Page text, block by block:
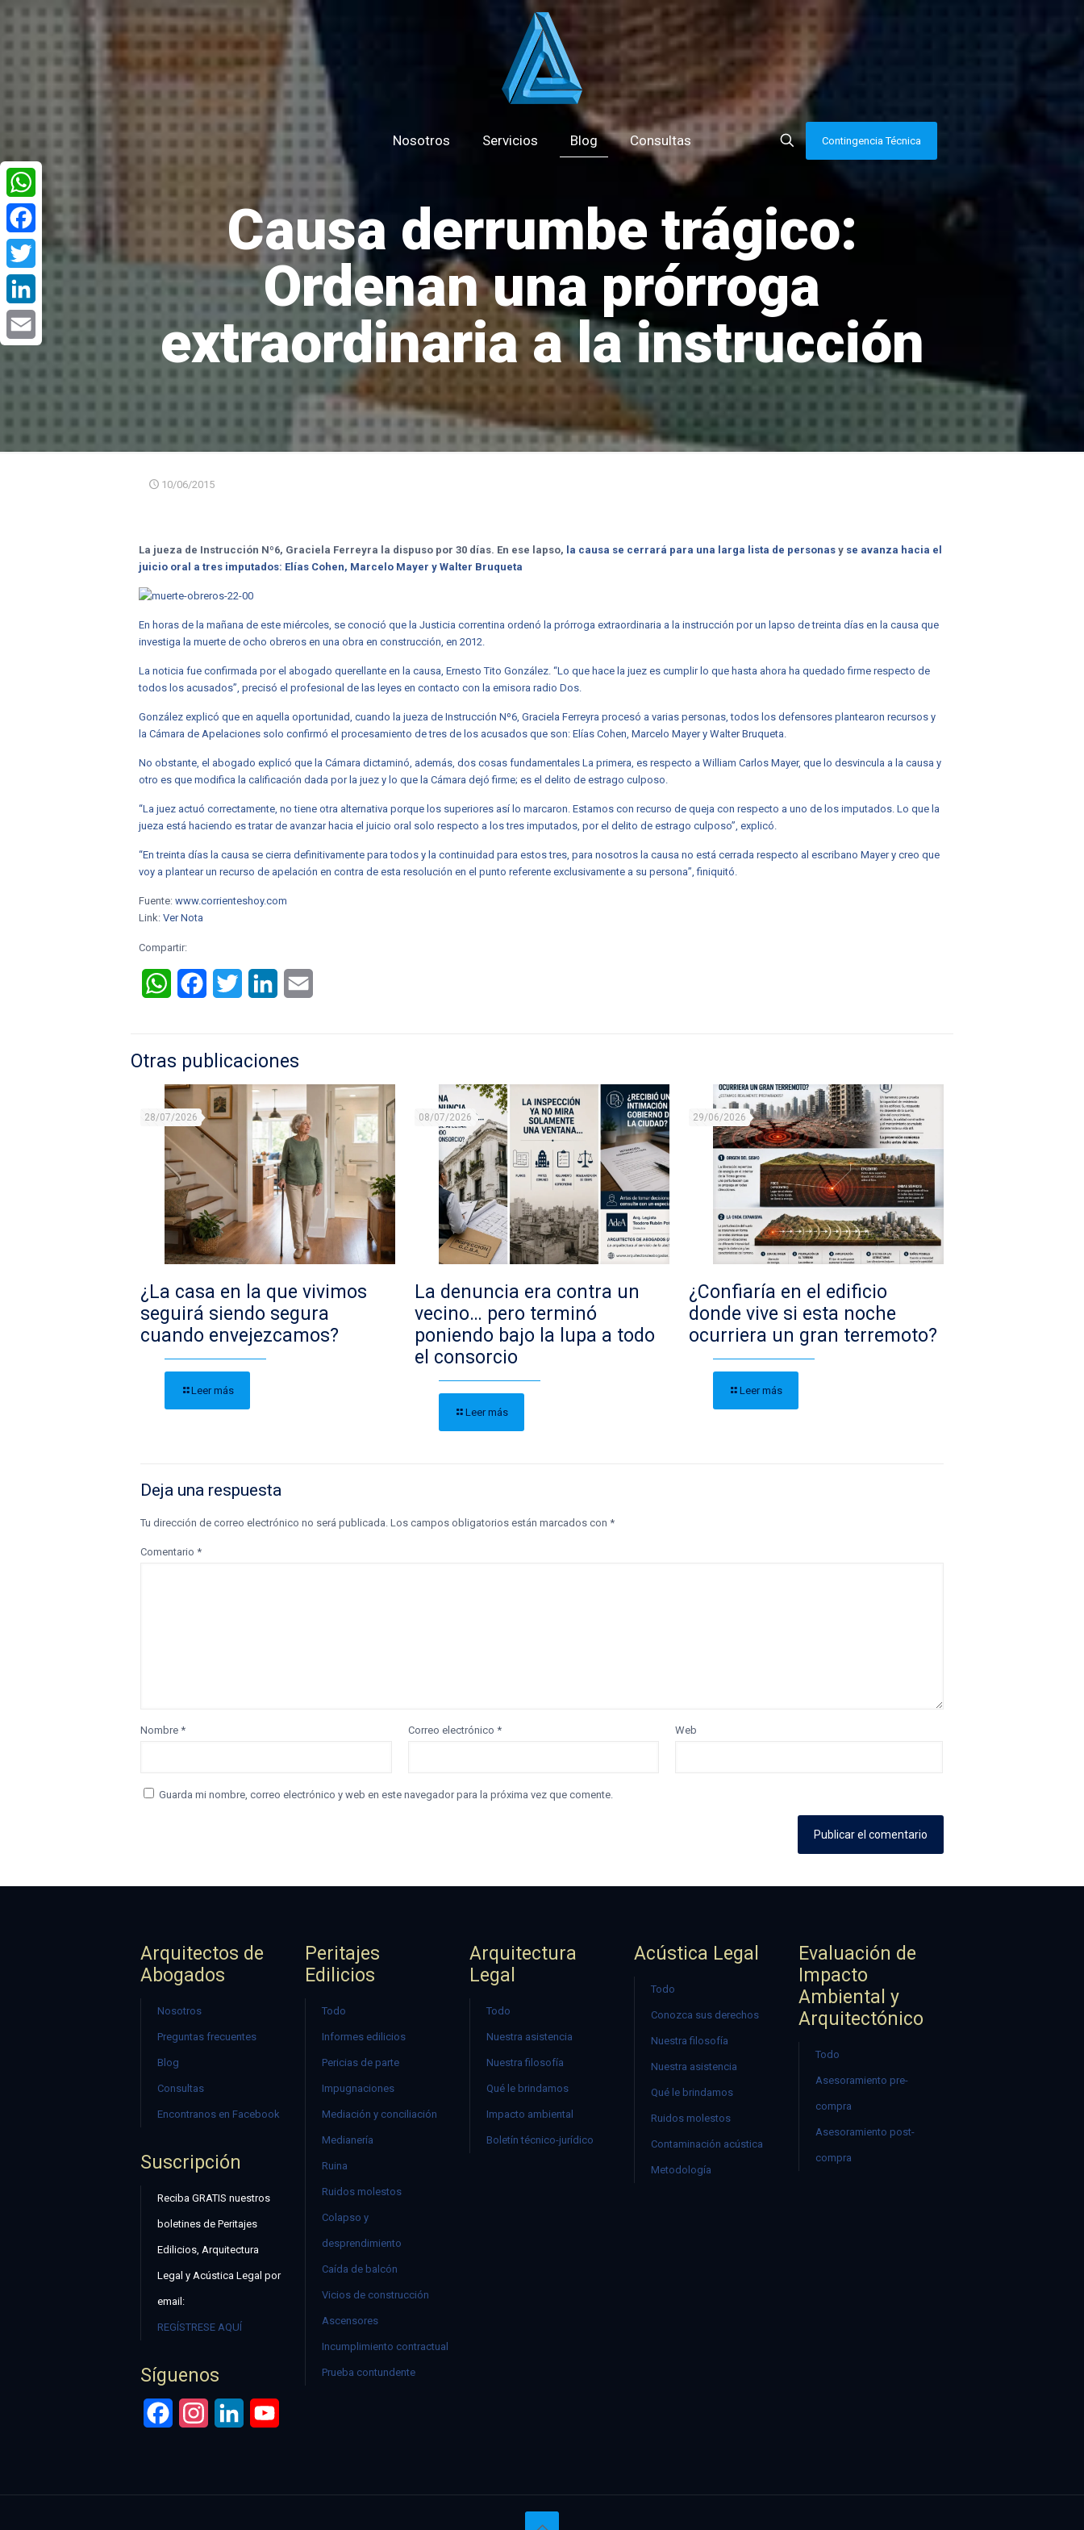
Nosotros Servicios Blog Consultas Contingencia Técnica
Causa derrumbe trágico:
Ordenan una prórroga
extraordinaria a la instrucción
10/06/2015
La jueza de Instrucción Nº6, Graciela Ferreyra la dispuso por 30 días. En ese lapso, la causa se cerrará para una larga lista de personas y se avanza hacia el
juicio oral a tres imputados: Elías Cohen, Marcelo Mayer y Walter Bruqueta
En horas de la mañana de este miércoles, se conoció que la Justicia correntina ordenó la prórroga extraordinaria a la instrucción por un lapso de treinta días en la causa que
investiga la muerte de ocho obreros en una obra en construcción, en 2012.
La noticia fue confirmada por el abogado querellante en la causa, Ernesto Tito González. “Lo que hace la juez es cumplir lo que hasta ahora ha quedado firme respecto de
todos los acusados”, precisó el profesional de las leyes en contacto con la emisora radio Dos.
González explicó que en aquella oportunidad, cuando la jueza de Instrucción Nº6, Graciela Ferreyra procesó a varias personas, todos los defensores plantearon recursos y
la Cámara de Apelaciones solo confirmó el procesamiento de tres de los acusados que son: Elías Cohen, Marcelo Mayer y Walter Bruqueta.
No obstante, el abogado explicó que la Cámara dictaminó, además, dos cosas fundamentales La primera, es respecto a William Carlos Mayer, que lo desvincula a la causa y
otro es que modifica la calificación dada por la juez y lo que la Cámara dejó firme; es el delito de estrago culposo.
“La juez actuó correctamente, no tiene otra alternativa porque los superiores así lo marcaron. Estamos con recurso de queja con respecto a uno de los imputados. Lo que la
jueza está haciendo es tratar de avanzar hacia el juicio oral solo respecto a los tres imputados, por el delito de estrago culposo”, explicó.
“En treinta días la causa se cierra definitivamente para todos y la continuidad para estos tres, para nosotros la causa no está cerrada respecto al escribano Mayer y creo que
voy a plantear un recurso de apelación en contra de esta resolución en el punto referente exclusivamente a su persona”, finiquitó.
Fuente:www.corrienteshoy.com
Link:Ver Nota
Compartir:
WhatsAppFacebookTwitter LinkedIn
Otras publicaciones
28/07/2026
¿La casa en la que vivimos
seguirá siendo segura
cuando envejezcamos?
Leer más
08/07/2026
La denuncia era contra un
vecino… pero terminó
poniendo bajo la lupa a todo
el consorcio
Leer más
29/06/2026
¿Confiaría en el edificio
donde vive si esta noche
ocurriera un gran terremoto?
Leer más
Deja una respuesta
Tu dirección de correo electrónico no será publicada. Los campos obligatorios están marcados con *
Comentario *
Nombre * Correo electrónico * Web
Guarda mi nombre, correo electrónico y web en este navegador para la próxima vez que comente.
Arquitectos de
Abogados
Nosotros
Preguntas frecuentes
Blog
Consultas
Encontranos en Facebook
Suscripción
Reciba GRATIS nuestros
boletines de Peritajes
Edilicios, Arquitectura
Legal y Acústica Legal por
email:
REGÍSTRESE AQUÍ
Síguenos
FacebookInstagramLinkedIn
Peritajes
Edilicios
Todo
Informes edilicios
Pericias de parte
Impugnaciones
Mediación y conciliación
Medianería
Ruina
Ruidos molestos
Colapso y
desprendimiento
Caída de balcón
Vicios de construcción
Ascensores
Incumplimiento contractual
Prueba contundente
Arquitectura
Legal
Todo
Nuestra asistencia
Nuestra filosofía
Qué le brindamos
Impacto ambiental
Boletín técnico-jurídico
Acústica Legal
Todo
Conozca sus derechos
Nuestra filosofía
Nuestra asistencia
Qué le brindamos
Ruidos molestos
Contaminación acústica
Metodología
Evaluación de
Impacto
Ambiental y
Arquitectónico
Todo
Asesoramiento pre-
compra
Asesoramiento post-
compra
WhatsApp
Facebook
Twitter
LinkedIn
Email